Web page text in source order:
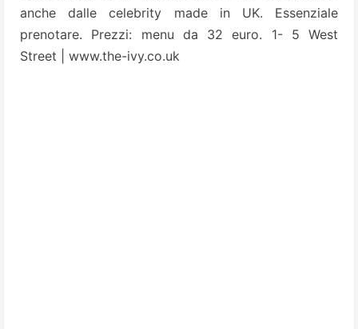
anche dalle celebrity made in UK. Essenziale
prenotare. Prezzi: menu da 32 euro. 1- 5 West
Street | www.the-ivy.co.uk